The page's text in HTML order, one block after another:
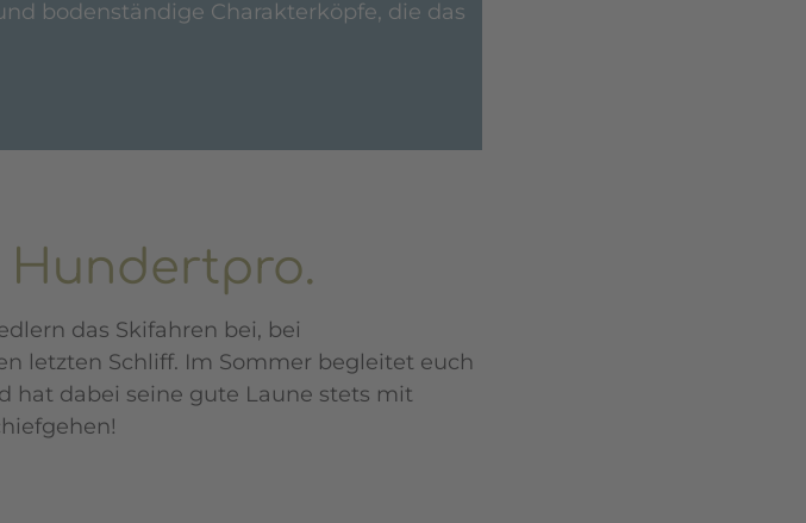
bodenständige Charakterköpfe, die das
Hundertpro.
das Skifahren bei, bei
letzten Schliff. Im Sommer begleitet euch
hat dabei seine gute Laune stets mit